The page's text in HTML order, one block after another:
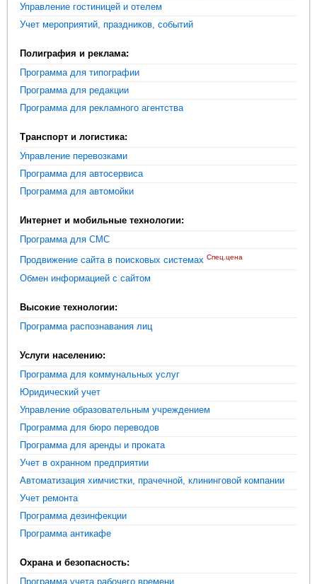
Управление гостиницей и отелем
Учет мероприятий, праздников, событий
Полиграфия и реклама:
Программа для типографии
Программа для редакции
Программа для рекламного агентства
Транспорт и логистика:
Управление перевозками
Программа для автосервиса
Программа для автомойки
Интернет и мобильные технологии:
Программа для СМС
Продвижение сайта в поисковых системах Спец.цена
Обмен информацией с сайтом
Высокие технологии:
Программа распознавания лиц
Услуги населению:
Программа для коммунальных услуг
Юридический учет
Управление образовательным учреждением
Программа для бюро переводов
Программа для аренды и проката
Учет в охранном предприятии
Автоматизация химчистки, прачечной, клининговой компании
Учет ремонта
Программа дезинфекции
Программа антикафе
Охрана и безопасность:
Программа учета рабочего времени